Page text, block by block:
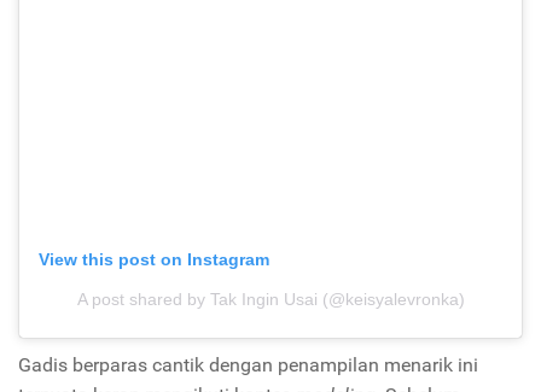
View this post on Instagram
A post shared by Tak Ingin Usai (@keisyalevronka)
Gadis berparas cantik dengan penampilan menarik ini